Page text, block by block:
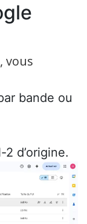
vous
bande ou
d’origine.